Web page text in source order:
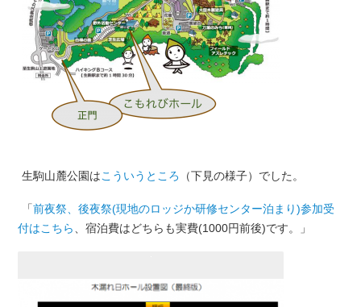
生駒山麓公園はこういうところ （下見の様子）でした。
「前夜祭、後夜祭(現地のロッジか研修センター泊まり)参加受
付はこちら 、宿泊費はどちらも実費(1000円前後)です。」